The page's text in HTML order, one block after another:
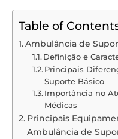
Table of
Ambulância de
Definição e
Principais
Suporte Básico
Importância no
Médicas
Principais
Ambulância de